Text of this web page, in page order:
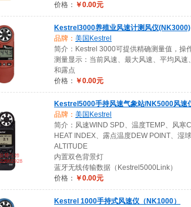
价格： ￥0.00元
Kestrel3000养殖业风速计测风仪(NK3000)
品牌： 美国Kestrel
简介：Kestrel 3000可提供精确测量值，操
测量显示：当前风速、最大风速、平均风
和露点
价格： ￥0.00元
Kestrel5000手持风速气象站/NK5000风速
品牌： 美国Kestrel
简介：风速WIND SPD、温度TEMP、风寒
HEAT INDEX、露点温度DEW POINT、湿
ALTITUDE
内置双色背景灯
蓝牙无线传输数据（Kestrel5000Link）
价格： ￥0.00元
Kestrel 1000手持式风速仪（NK1000）